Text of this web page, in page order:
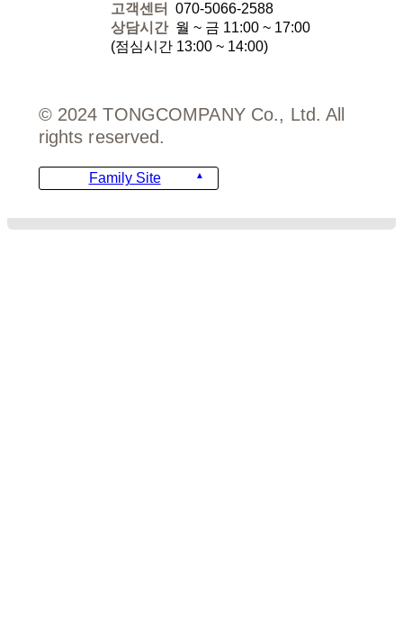
고객센터
070-5066-2588
상담시간 월 ~ 금 11:00 ~ 17:00
(점심시간 13:00 ~ 14:00)
© 2024 TONGCOMPANY Co., Ltd. All
rights reserved.
Family Site